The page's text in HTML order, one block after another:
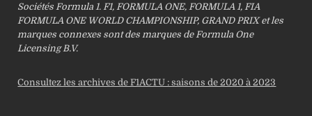
Sociétés Formula 1. F1, FORMULA ONE, FORMULA 1, FIA
FORMULA ONE WORLD CHAMPIONSHIP, GRAND PRIX et les
marques connexes sont des marques de Formula One
Licensing B.V.
Consultez les archives de F1ACTU : saisons de 2020 à 2023